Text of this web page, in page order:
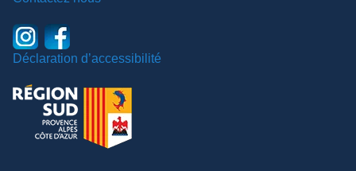
Déclaration d’accessibilité